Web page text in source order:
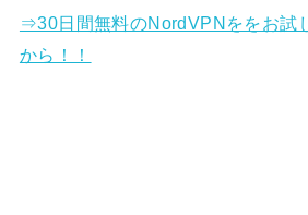
⇒30日間無料のNordVPNををお試
から！！